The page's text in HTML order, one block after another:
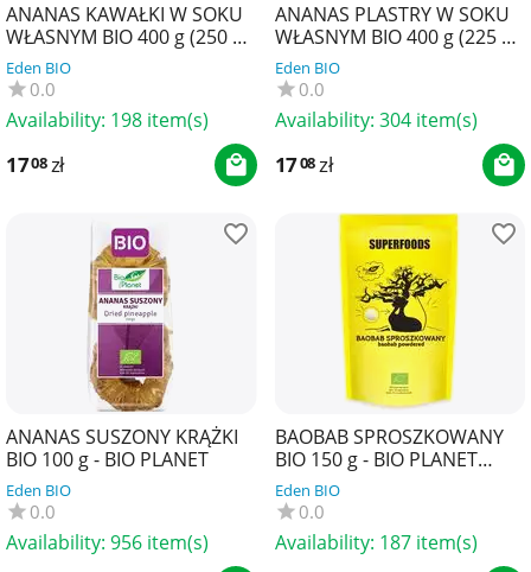
ANANAS KAWAŁKI W SOKU
WŁASNYM BIO 400 g (250 g)
- AMAIZIN
Eden BIO
0.0
Availability: 198 item(s)
1708zł
ANANAS PLASTRY W SOKU
WŁASNYM BIO 400 g (225 g)
- AMAIZIN
Eden BIO
0.0
Availability: 304 item(s)
1708zł
ANANAS SUSZONY KRĄŻKI
BIO 100 g - BIO PLANET
Eden BIO
0.0
Availability: 956 item(s)
BAOBAB SPROSZKOWANY
BIO 150 g - BIO PLANET
SUPERFOODS
Eden BIO
0.0
Availability: 187 item(s)